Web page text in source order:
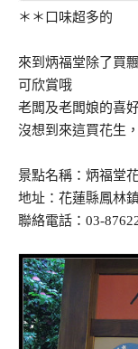
＊＊口味超多的
來到炳福堂除了買
可欣賞哦
老闆及老闆娘的喜
沒想到來這買花生
景點名稱：炳福堂
地址：花蓮縣鳳林
聯絡電話：03-